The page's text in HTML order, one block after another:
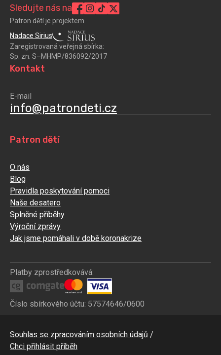
Sledujte nás na
Patron dětí je projektem
Nadace Sirius
Zaregistrovaná veřejná sbírka:
Sp. zn. S–MHMP/836092/2017
Patron dětí
O nás
Blog
Pravidla poskytování pomoci
Naše desatero
Splněné příběhy
Výroční zprávy
Jak jsme pomáhali v době koronakrize
Kontakt
E-mail
info@patrondeti.cz
Platby zprostředkovává:
Číslo sbírkového účtu: 57574646/0600
Bottom
CZ
Souhlas se zpracováním osobních údajů
Chci přihlásit příběh